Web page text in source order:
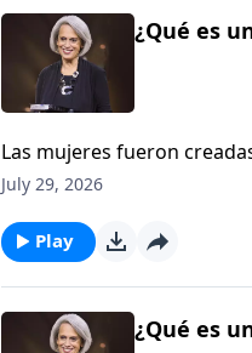
¿Qué es
Las mujeres fueron
es una debilidad ni una
DeMoss Wolgemuth.
July 29, 2026
Play
¿Qué es